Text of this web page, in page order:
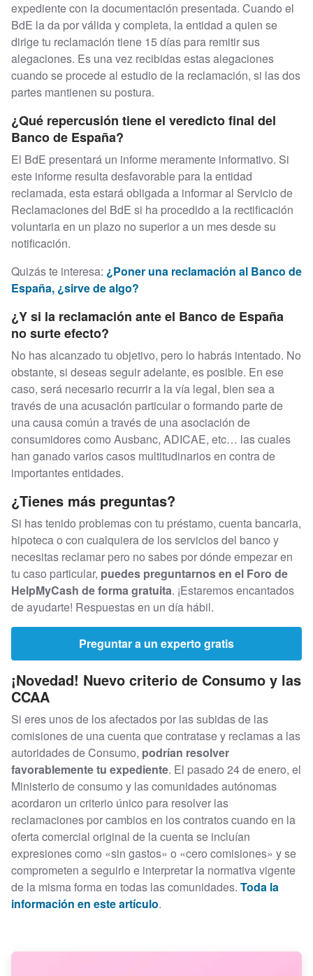
expediente con la documentación presentada. Cuando el
BdE la da por válida y completa, la entidad a quien se
dirige tu reclamación tiene 15 días para remitir sus
alegaciones. Es una vez recibidas estas alegaciones
cuando se procede al estudio de la reclamación, si las dos
partes mantienen su postura.
¿Qué repercusión tiene el veredicto final del
Banco de España?
El BdE presentará un informe meramente informativo. Si
este informe resulta desfavorable para la entidad
reclamada, esta estará obligada a informar al Servicio de
Reclamaciones del BdE si ha procedido a la rectificación
voluntaria en un plazo no superior a un mes desde su
notificación.
Quizás te interesa: ¿Poner una reclamación al Banco de
España, ¿sirve de algo?
¿Y si la reclamación ante el Banco de España
no surte efecto?
No has alcanzado tu objetivo, pero lo habrás intentado. No
obstante, si deseas seguir adelante, es posible. En ese
caso, será necesario recurrir a la vía legal, bien sea a
través de una acusación particular o formando parte de
una causa común a través de una asociación de
consumidores como Ausbanc, ADICAE, etc… las cuales
han ganado varios casos multitudinarios en contra de
importantes entidades.
¿Tienes más preguntas?
Si has tenido problemas con tu préstamo, cuenta bancaria,
hipoteca o con cualquiera de los servicios del banco y
necesitas reclamar pero no sabes por dónde empezar en
tu caso particular, puedes preguntarnos en el Foro de
HelpMyCash de forma gratuita. ¡Estaremos encantados
de ayudarte! Respuestas en un día hábil.
Preguntar a un experto gratis
¡Novedad! Nuevo criterio de Consumo y las
CCAA
Si eres unos de los afectados por las subidas de las
comisiones de una cuenta que contratase y reclamas a las
autoridades de Consumo, podrían resolver
favorablemente tu expediente. El pasado 24 de enero, el
Ministerio de consumo y las comunidades autónomas
acordaron un criterio único para resolver las
reclamaciones por cambios en los contratos cuando en la
oferta comercial original de la cuenta se incluían
expresiones como «sin gastos» o «cero comisiones» y se
comprometen a seguirlo e interpretar la normativa vigente
de la misma forma en todas las comunidades. Toda la
información en este artículo.